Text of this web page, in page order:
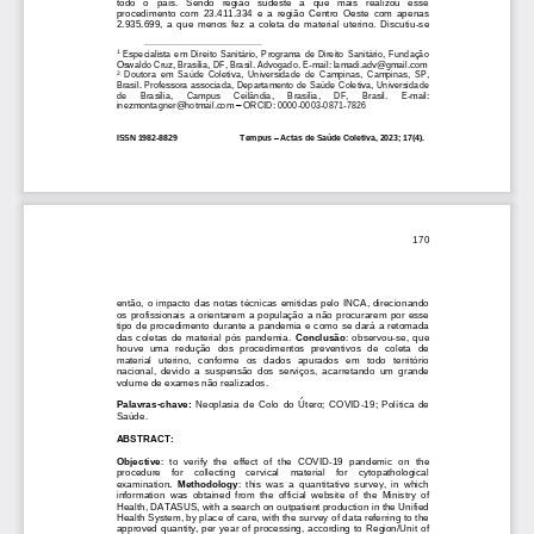
ISSN 1982- 8829 Tempus Actas de Saúde Coletiva, 2023; 17(4).
procedimento  com  23.411.334  e  a  região  Centro  Oeste  com  apenas
2.935.699,  a  que  menos  fez  a  coleta  de  material  uterino.  Discutiu-se
1
Especialista  em  Direito  Sanitário,  Programa  de  Direito  Sanitário,  Fundação
Oswaldo Cruz, Brasília, DF, Brasil. Advogado. E-mail: lamadi.adv@gmail.com
2 Doutora  em  Saúde  Coletiva,  Universidade  de  Campinas,  Campinas,  SP,
Brasil. Professora associada, Departamento de Saúde Coletiva, Universidade
de
Brasília, Campus Ceilândia, Brasília, DF, Brasil. E-mail:
inezmontagner@hotmail.com – ORCID: 0000-0003-0871-7826
170
então,  o  impacto  das notas  técnicas  emitidas  pelo  INCA,  direcionando
os  profissionais  a  orientarem  a  população  a  não  procurarem  por  esse
tipo de procedimento durante a pandemia e como se dará a retomada
das  coletas  de  material  pós  pandemia.
Conclusão:  observou -se,  que
houve  uma  redução  dos  procedimentos  preventivos  de  coleta  de
material   uterino,   conforme   os   dados   apurados   em   todo   território
nacional,  devido  a  suspensão  dos  serviços,  acarretando  um  grande
volume de exames não realizados.
Palavras-chave: Neoplasia  de  Colo  do  Útero;  COVID-19;  Política  de
Saúde.
ABSTRACT:
Objective:  to  verify  the  effect  of  the  COVID -19  pandemic on  the
procedure    for    collecting    cervical    material    for    cytopathological
examination .  Methodology:  this  was  a  quantitative  survey,  in  which
information  was  obtained  from  the  official  website  of  the  Ministry  of
Health, DATASUS, with a search on outpatient production in the Unified
Health System, by place of care, with the survey of data referring to the
approved  quantity,  per  year  of  processing,  according  to  Region/Unit  of